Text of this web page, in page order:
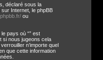
déclaré sous la
Internet, le phpBB
ou
pays où “” est
si nous jugeons cela
n’importe quel
que cette information